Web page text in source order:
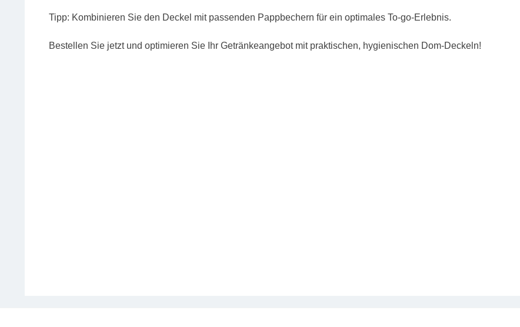
Tipp: Kombinieren Sie den Deckel mit passenden Pappbechern für ein optimales To-go-Erlebnis.
Bestellen Sie jetzt und optimieren Sie Ihr Getränkeangebot mit praktischen, hygienischen Dom-Deckeln!